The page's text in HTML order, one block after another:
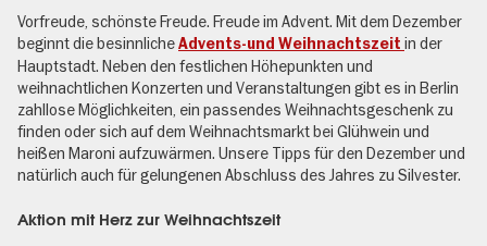
Vorfreude, schönste Freude. Freude im Advent. Mit dem Dezember
beginnt die besinnlicheAdvents-und Weihnachtszeit in der
Hauptstadt. Neben den festlichen Höhepunkten und
weihnachtlichen Konzerten und Veranstaltungen gibt es in Berlin
zahllose Möglichkeiten, ein passendes Weihnachtsgeschenk zu
finden oder sich auf dem Weihnachtsmarkt bei Glühwein und
heißen Maroni aufzuwärmen. Unsere Tipps für den Dezember und
natürlich auch für gelungenen Abschluss des Jahres zu Silvester.
Aktion mit Herz zur Weihnachtszeit